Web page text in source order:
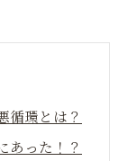
循環とは？
あった！？